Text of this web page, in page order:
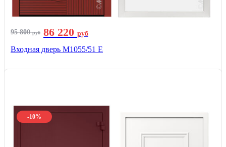
95 800руб 86 220 руб
Входная дверь М1055/51 Е
-10%